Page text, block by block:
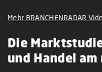
Mehr BRANCHENRADAR
Die
und Handel